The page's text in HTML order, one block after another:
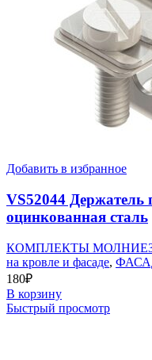
Добавить в избранное
VS52044 Держатель
оцинкованная сталь
КОМПЛЕКТЫ
на кровле и фасаде,
180₽
В корзину
Быстрый просмотр